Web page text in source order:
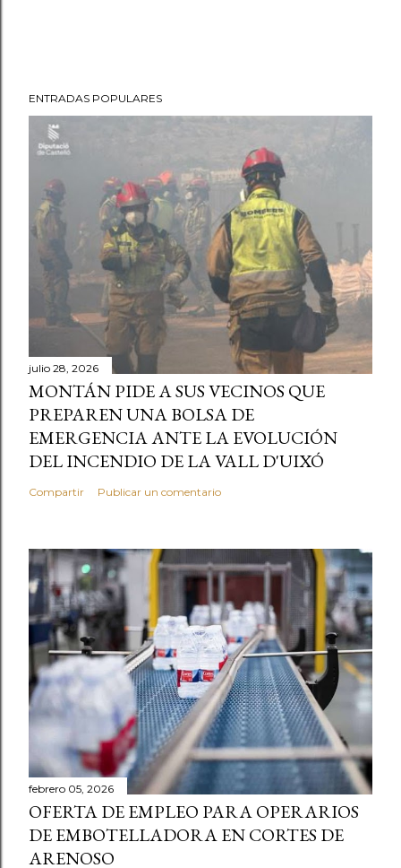
ENTRADAS POPULARES
julio 28, 2026
MONTÁN PIDE A SUS VECINOS QUE
PREPAREN UNA BOLSA DE
EMERGENCIA ANTE LA EVOLUCIÓN
DEL INCENDIO DE LA VALL D'UIXÓ
Compartir Publicar un comentario
febrero 05, 2026
OFERTA DE EMPLEO PARA OPERARIOS
DE EMBOTELLADORA EN CORTES DE
ARENOSO